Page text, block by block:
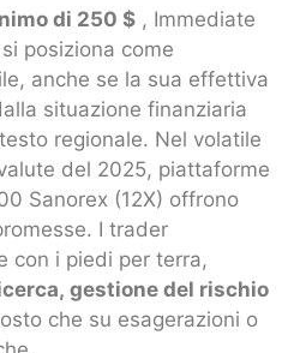
di 250 $ , Immediate
posiziona come
anche se la sua effettiva
situazione finanziaria
regionale. Nel volatile
del 2025, piattaforme
Sanorex (12X) offrono
I trader
con i piedi per terra,
gestione del rischio
che su esagerazioni o